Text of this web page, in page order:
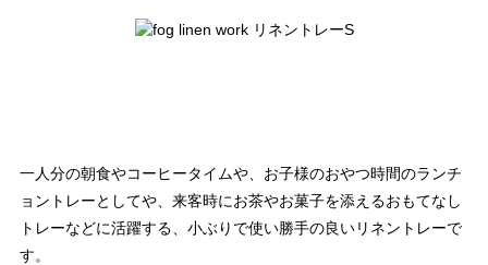
一人分の朝食やコーヒータイムや、お子様のおやつ時間のランチ
ョントレーとしてや、来客時にお茶やお菓子を添えるおもてなし
トレーなどに活躍する、小ぶりで使い勝手の良いリネントレーで
す。